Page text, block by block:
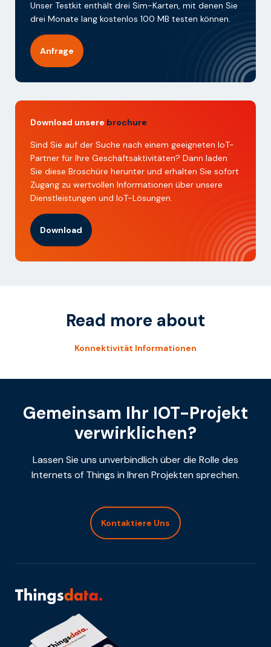
Unser Testkit enthält drei Sim-Karten, mit denen Sie
drei Monate lang kostenlos 100 MB testen können.
Anfrage
Download unsere brochure
Sind Sie auf der Suche nach einem geeigneten IoT-
Partner für Ihre Geschäftsaktivitäten? Dann laden
Sie diese Broschüre herunter und erhalten Sie sofort
Zugang zu wertvollen Informationen über unsere
Dienstleistungen und IoT-Lösungen.
Download
Read more about
Konnektivität Informationen
Gemeinsam Ihr IOT-Projekt
verwirklichen?
Lassen Sie uns unverbindlich über die Rolle des
Internets of Things in Ihren Projekten sprechen.
Kontaktiere Uns